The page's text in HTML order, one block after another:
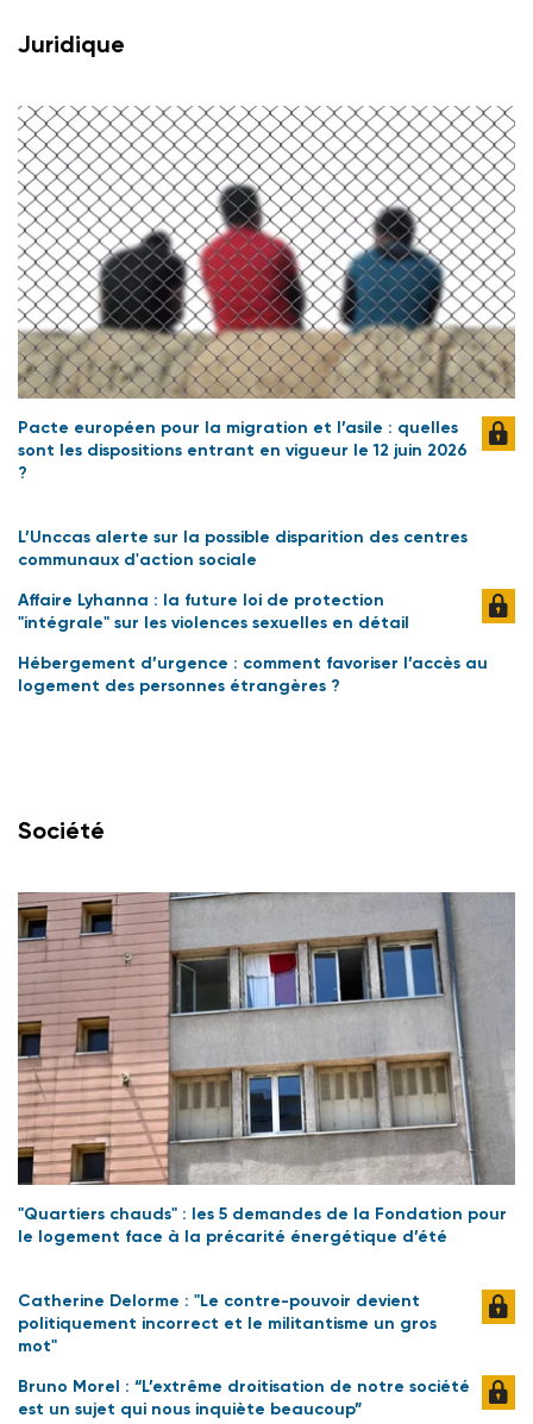
Juridique
Pacte européen pour la migration et l’asile : quelles
sont les dispositions entrant en vigueur le 12 juin 2026
?
L’Unccas alerte sur la possible disparition des centres
communaux d'action sociale
Affaire Lyhanna : la future loi de protection
"intégrale" sur les violences sexuelles en détail
Hébergement d’urgence : comment favoriser l’accès au
logement des personnes étrangères ?
Société
"Quartiers chauds" : les 5 demandes de la Fondation pour
le logement face à la précarité énergétique d’été
Catherine Delorme : "Le contre-pouvoir devient
politiquement incorrect et le militantisme un gros
mot"
Bruno Morel : “L’extrême droitisation de notre société
est un sujet qui nous inquiète beaucoup”